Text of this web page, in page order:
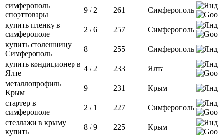
симферополь
спорттовары
9 / 2 261
Симферополь
купить пленку в
симферополе
2 / 6 257
Симферополь
купить столешницу
Симферополь
8 255
Симферополь
купить кондиционер в
Ялте
4 / 2 233
Ялта
металлопрофиль
Крым
9 231
Крым
стартер в
симферополе
2 / 1 227
Симферополь
стеллажи в крыму
купить
8 / 9 225
Крым